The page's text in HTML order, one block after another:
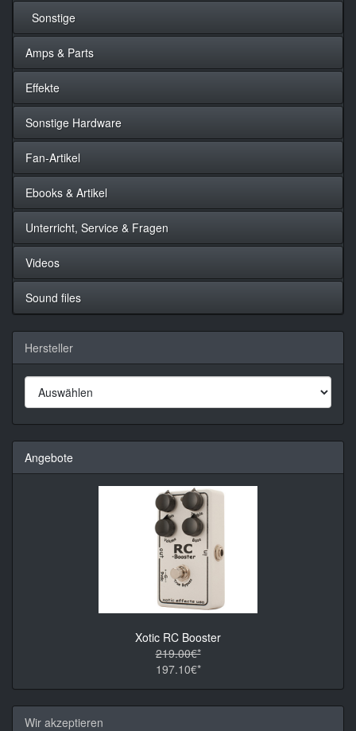
Sonstige
Amps & Parts
Effekte
Sonstige Hardware
Fan-Artikel
Ebooks & Artikel
Unterricht, Service & Fragen
Videos
Sound files
Hersteller
Angebote
Xotic RC Booster
219.00€*
197.10€*
Wir akzeptieren